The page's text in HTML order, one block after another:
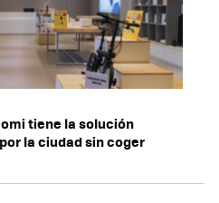
tiene la solución
la ciudad sin coger